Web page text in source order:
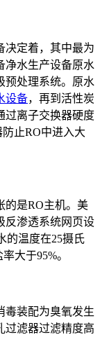
决定着，其中最为
净水生产设备原水
预处理系统。原水
设备，再到活性炭
过离子交换器硬度
止RO中进入大
的是RO主机。美
反渗透系统网页设
的温度在25摄氏
大于95%。
毒装配为臭氧发生
过滤器过滤精度高